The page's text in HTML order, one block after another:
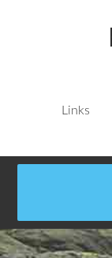
Links